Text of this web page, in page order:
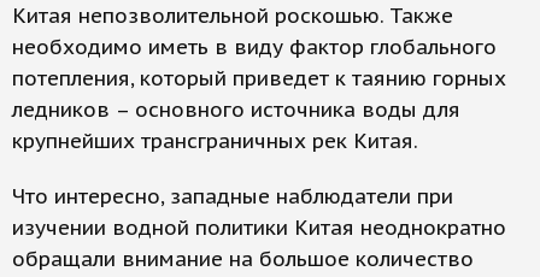
Китая непозволительной роскошью. Также
необходимо иметь в виду фактор глобального
потепления, который приведет к таянию горных
ледников – основного источника воды для
крупнейших трансграничных рек Китая.
Что интересно, западные наблюдатели при
изучении водной политики Китая неоднократно
обращали внимание на большое количество